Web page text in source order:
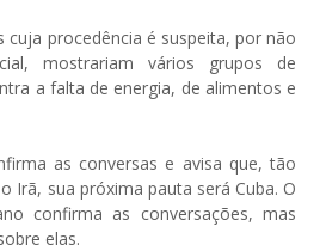
cuja procedência é suspeita, por não
mostrariam vários grupos de
a falta de energia, de alimentos e
as conversas e avisa que, tão
Irã, sua próxima pauta será Cuba. O
confirma as conversações, mas
elas.